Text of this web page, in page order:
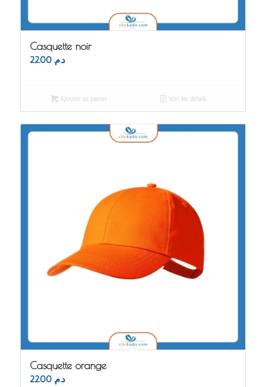
Casquette noir
د.م. 22.00
Ajouter au panier Voir les détails
Casquette orange
د.م. 22.00